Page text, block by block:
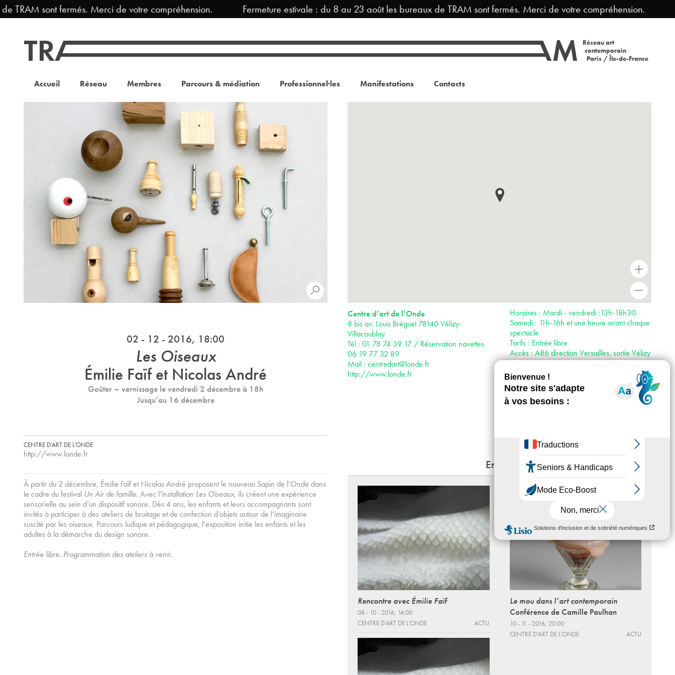
sont fermés. Merci de votre compréhension. Fermeture estivale : du 8 au 23 août les bureaux de TRAM sont fermés. Merci de votre compréhension.
Réseau art
contemporain
Paris / Île-de-France
Accueil Réseau Membres Parcours & médiation Professionnel·les Manifestations Contacts
02 - 12 - 2016, 18:00
Les Oiseaux
Émilie Faïf et Nicolas André
Goûter – vernissage le vendredi 2 décembre à 18h
Jusqu’au 16 décembre
CENTRE D’ART DE L’ONDE
http://www.londe.fr
À partir du 2 décembre, Émilie Faïf et Nicolas André proposent le nouveau Sapin de l’Onde dans
le cadre du festival Un Air de famille. Avec l’installation Les Oiseaux, ils créent une expérience
sensorielle au sein d’un dispositif sonore. Dès 4 ans, les enfants et leurs accompagnants sont
invités à participer à des ateliers de bruitage et de confection d’objets autour de l’imaginaire
suscité par les oiseaux. Parcours ludique et pédagogique, l’exposition initie les enfants et les
adultes à la démarche du design sonore.
Entrée libre. Programmation des ateliers à venir.
+
Centre d’art de l’Onde
8 bis av. Louis Bréguet 78140 Vélizy-
Villacoublay
Tél : 01 78 74 39 17 / Réservation navettes
06 19 77 32 89
Mail : centredart@londe.fr
http://www.londe.fr
Horaires : Mardi - vendredi :13h-18h30.
Samedi : 11h-16h et une heure avant chaque
spectacle
Tarifs : Entrée libre
Accès : A86 direction Versailles, sortie Vélizy
centre.
Métro : 40 min depuis les gares Saint-Lazare
(Station Viroflay-Rive droite) avec la ligne L,
Montparnasse avec la ligne N et RER C
(Station Viroflay-Rive gauche). Puis T6
En lien
Rencontre avec Émilie Faïf
08 - 10 - 2016, 14:00
CENTRE D’ART DE L’ONDE
ACTU
Le mou dans l’art contemporain
Conférence de Camille Paulhan
10 - 11 - 2016, 20:00
CENTRE D’ART DE L’ONDE
ACTU